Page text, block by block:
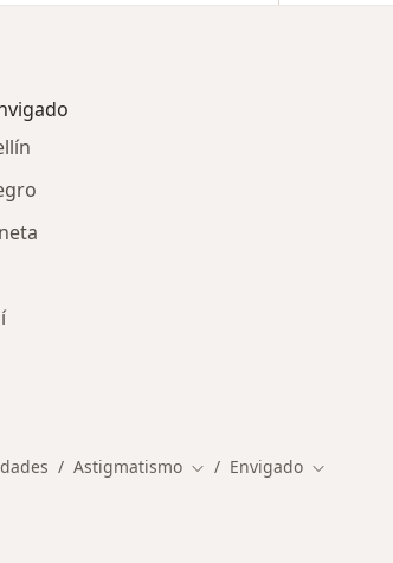
Astigmatismo Cambiar de ciudad
Envigado Cambiar